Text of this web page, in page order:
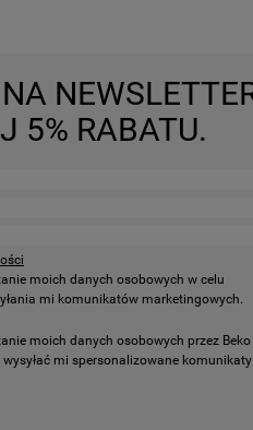
5% RABATU.
moich danych osobowych w celu
mi komunikatów marketingowych.
moich danych osobowych przez Beko
mi spersonalizowane komunikaty